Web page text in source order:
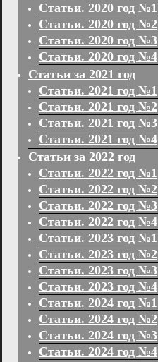
Статьи. 2020 год №1
Статьи. 2020 год №2
Статьи. 2020 год №3
Статьи. 2020 год №4
Статьи за 2021 год
Статьи. 2021 год №1
Статьи. 2021 год №2
Статьи. 2021 год №3
Статьи. 2021 год №4
Статьи за 2022 год
Статьи. 2022 год №1
Статьи. 2022 год №2
Статьи. 2022 год №3
Статьи. 2022 год №4
Статьи. 2023 год №1
Статьи. 2023 год №2
Статьи. 2023 год №3
Статьи. 2023 год №4
Статьи. 2024 год №1
Статьи. 2024 год №2
Статьи. 2024 год №3
Статьи. 2024 год №4